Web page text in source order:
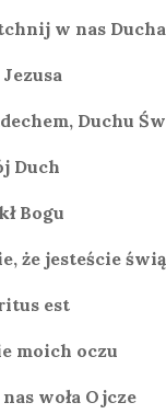
w nas Ducha
Duchu
Duch
Bogu
że jesteście
est
moich oczu
woła Ojcze